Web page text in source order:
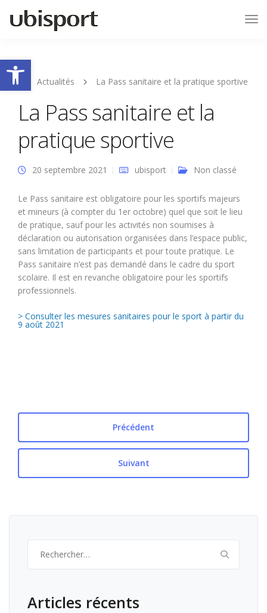
Ouvrir la barre d’outils
Actualités La Pass sanitaire et la pratique sportive
La Pass sanitaire et la
pratique sportive
20 septembre 2021 ubisport Non classé
Le Pass sanitaire est obligatoire pour les sportifs majeurs
et mineurs (à compter du 1er octobre) quel que soit le lieu
de pratique, sauf pour les activités non soumises à
déclaration ou autorisation organisées dans l’espace public,
sans limitation de participants et pour toute pratique. Le
Pass sanitaire n’est pas demandé dans le cadre du sport
scolaire. Il est en revanche obligatoire pour les sportifs
professionnels.
> Consulter les mesures sanitaires pour le sport à partir du
9 août 2021
Précédent
Suivant
Articles récents